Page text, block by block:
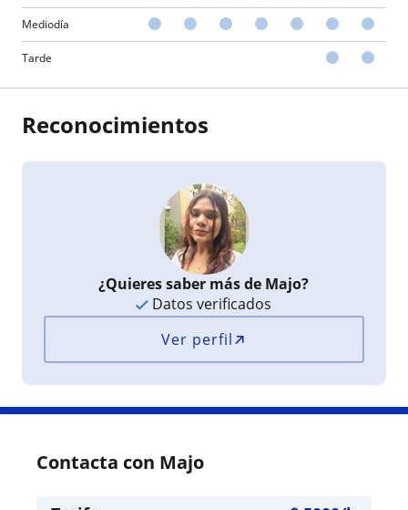
Mediodía
Tarde
Reconocimientos
¿Quieres saber más de Majo?
Datos verificados
Ver perfil
Contacta con Majo